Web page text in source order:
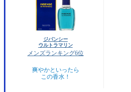
ジバンシー
ウルトラマリン
メンズランキング6位
爽やかといったら
この香水！